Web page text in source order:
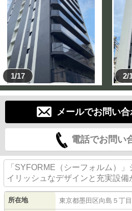
1/17 2/
メールでお問い
電話でお問い
「SYFORME（シーフォルム）
イリッシュなデザインと充実設備
所在地 東京都墨田区向島 ５丁目